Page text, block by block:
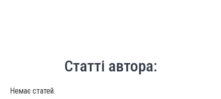
Статті автора:
Немає статей.